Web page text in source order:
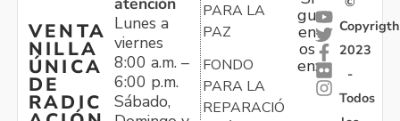
VENTA
NILLA
ÚNICA
DE
RADIC
Lunes a
viernes
8:00 a.m. –
6:00 p.m.
Sábado,
PARA LA
PAZ
FONDO
PARA LA
REPARACIÓN
gu
en
os
en:
Copyrigth
2023
-
Todos